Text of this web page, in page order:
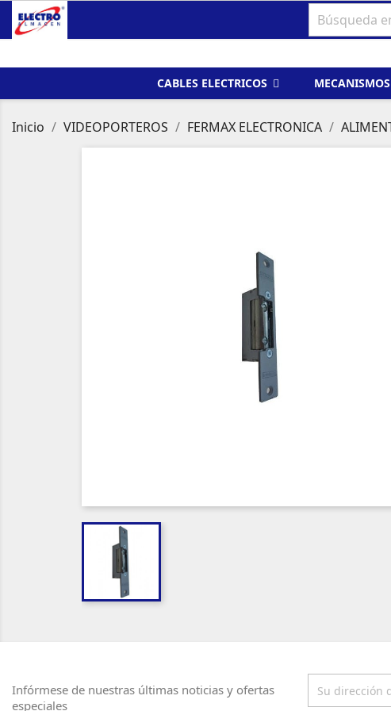
CABLES ELECTRICOS
Inicio VIDEOPORTEROS FERMAX ELECTRONICA
Infórmese de nuestras últimas noticias y ofertas
especiales